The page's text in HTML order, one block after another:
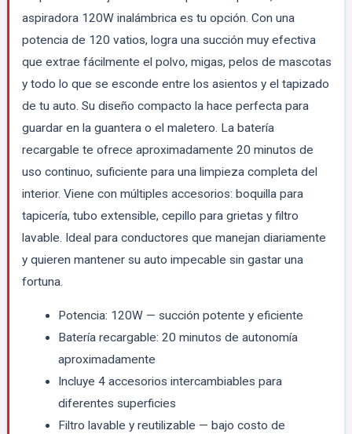
aspiradora 120W inalámbrica es tu opción. Con una
potencia de 120 vatios, logra una succión muy efectiva
que extrae fácilmente el polvo, migas, pelos de mascotas
y todo lo que se esconde entre los asientos y el tapizado
de tu auto. Su diseño compacto la hace perfecta para
guardar en la guantera o el maletero. La batería
recargable te ofrece aproximadamente 20 minutos de
uso continuo, suficiente para una limpieza completa del
interior. Viene con múltiples accesorios: boquilla para
tapicería, tubo extensible, cepillo para grietas y filtro
lavable. Ideal para conductores que manejan diariamente
y quieren mantener su auto impecable sin gastar una
fortuna.
Potencia: 120W — succión potente y eficiente
Batería recargable: 20 minutos de autonomía
aproximadamente
Incluye 4 accesorios intercambiables para
diferentes superficies
Filtro lavable y reutilizable — bajo costo de